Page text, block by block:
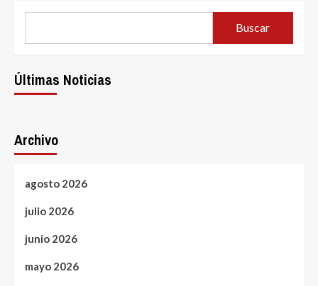
Buscar
Últimas Noticias
Archivo
agosto 2026
julio 2026
junio 2026
mayo 2026